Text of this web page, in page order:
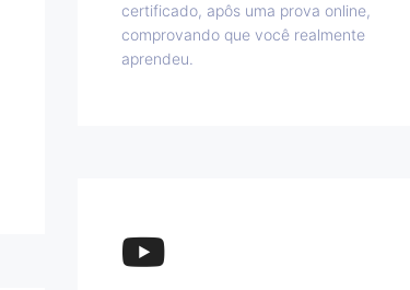
certificado, apôs uma prova online,
comprovando que você realmente
aprendeu.